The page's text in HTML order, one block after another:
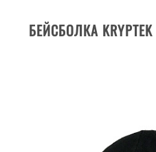
БЕЙСБОЛКА KRYPTEK